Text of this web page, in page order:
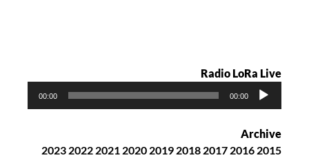
Radio LoRa Live
ک
ن
00:00
00:00
Archive
2015
2016
2017
2018
2019
2020
2021
2022
2023